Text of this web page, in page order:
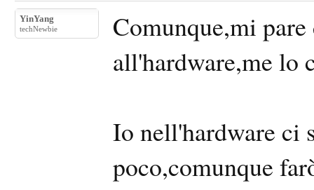
YinYang
techNewbie
Comunque,mi
all'hardware,me lo
Io nell'hardware ci
poco,comunque